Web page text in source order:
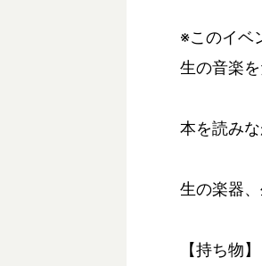
※このイベ
生の音楽
本を読み
生の楽器
【持ち物】